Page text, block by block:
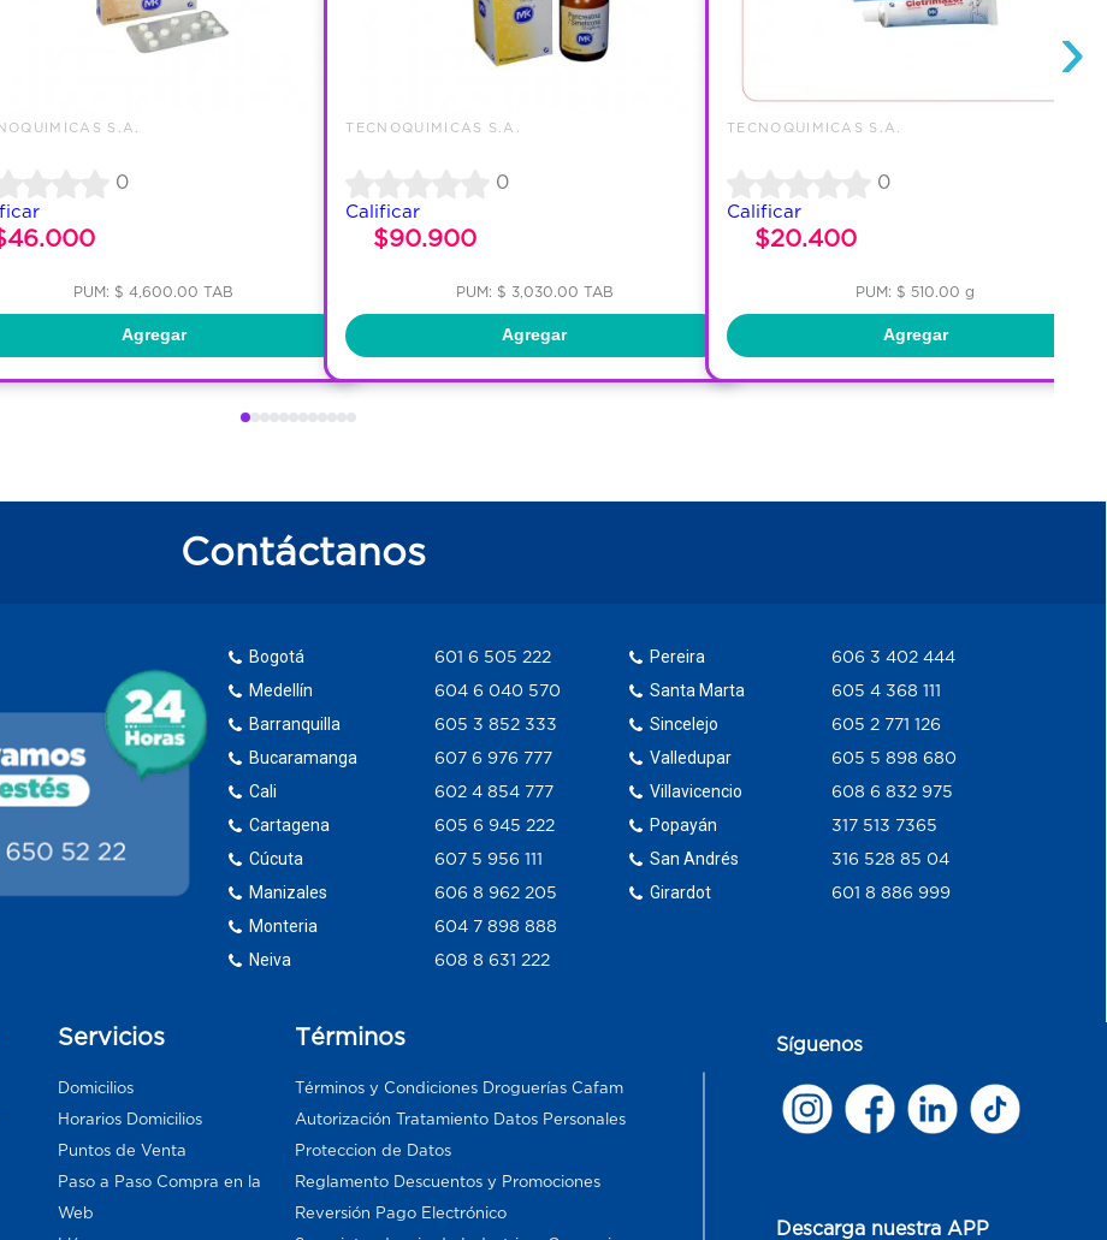
S.A.
0
PUM: $ 4,600.00 TAB
Agregar
TECNOQUIMICAS S.A.
0
Calificar
$90.900
PUM: $ 3,030.00 TAB
Agregar
TECNOQUIMICAS S.A.
0
Calificar
$20.400
PUM: $ 510.00 g
Agregar
›
Contáctanos
Bogotá
Medellín
Barranquilla
Bucaramanga
Cali
Cartagena
Cúcuta
Manizales
Monteria
Neiva
601 6 505 222
604 6 040 570
605 3 852 333
607 6 976 777
602 4 854 777
605 6 945 222
607 5 956 111
606 8 962 205
604 7 898 888
608 8 631 222
Pereira
Santa Marta
Sincelejo
Valledupar
Villavicencio
Popayán
San Andrés
Girardot
606 3 402 444
605 4 368 111
605 2 771 126
605 5 898 680
608 6 832 975
317 513 7365
316 528 85 04
601 8 886 999
Servicios
Domicilios
Horarios Domicilios
Puntos de Venta
Paso a Paso Compra en la
Web
Términos
Términos y Condiciones Droguerías Cafam
Autorización Tratamiento Datos Personales
Proteccion de Datos
Reglamento Descuentos y Promociones
Reversión Pago Electrónico
Síguenos
Descarga nuestra APP